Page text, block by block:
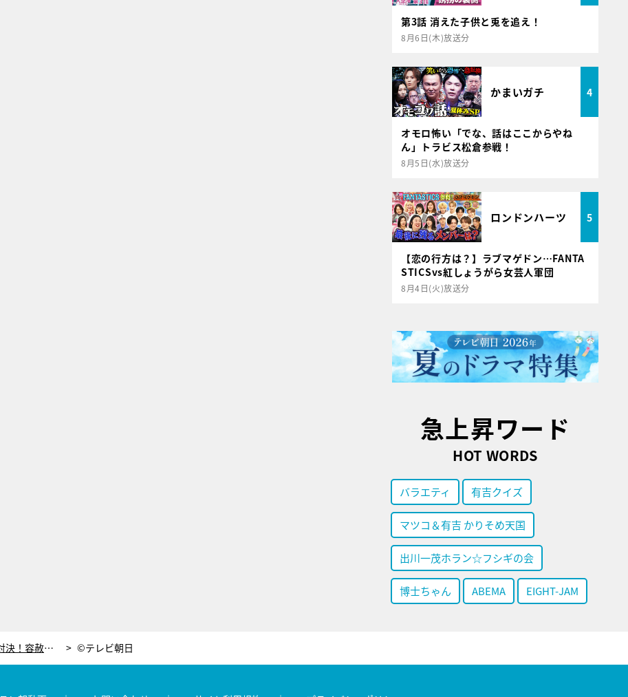
第3話 消えた子供と兎を追え！
8月6日(木)放送分
かまいガチ 4
オモロ怖い「でな、話はここからやね
ん」トラビス松倉参戦！
8月5日(水)放送分
ロンドンハーツ 5
【恋の行方は？】ラブマゲドン…FANTA
STICSvs紅しょうがら女芸人軍団
8月4日(火)放送分
急上昇ワード
HOT WORDS
バラエティ 有吉クイズ
マツコ＆有吉 かりそめ天国
出川一茂ホラン☆フシギの会
博士ちゃん ABEMA EIGHT-JAM
ビートたけし、天才キッズと卓球対決！容赦ない姿勢に思わず大人げないプレー ©テレビ朝日